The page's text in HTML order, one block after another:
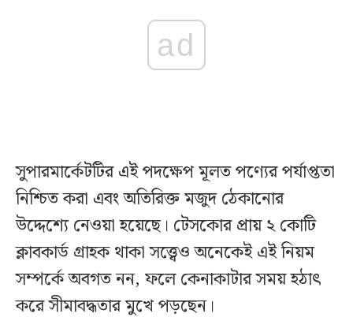
ad
সুপারমার্কেটটির এই পদক্ষেপ মূলত পণ্যের পর্যাপ্ততা
নিশ্চিত করা এবং অতিরিক্ত মজুদ ঠেকানোর
উদ্দেশ্যে নেওয়া হয়েছে। টেসকোর প্রায় ২ কোটি
ক্লাবকার্ড গ্রাহক থাকা সত্ত্বেও অনেকেই এই নিয়ম
সম্পর্কে অবগত নন, ফলে কেনাকাটার সময় হঠাৎ
করে সীমাবদ্ধতার মুখে পড়ছেন।